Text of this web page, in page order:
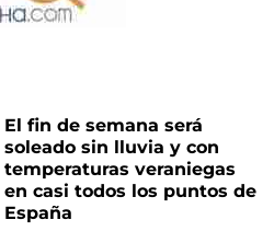
El fin de semana será
soleado sin lluvia y con
temperaturas veraniegas
en casi todos los puntos de
España